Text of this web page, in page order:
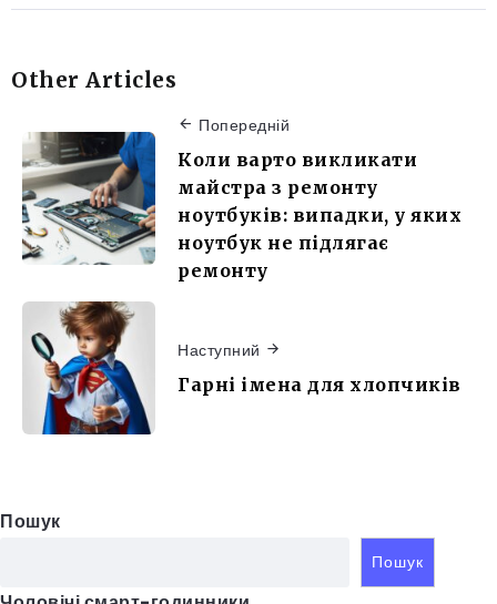
Other Articles
Попередній
Коли варто викликати
майстра з ремонту
ноутбуків: випадки, у яких
ноутбук не підлягає
ремонту
Наступний
Гарні імена для хлопчиків
Пошук
Пошук